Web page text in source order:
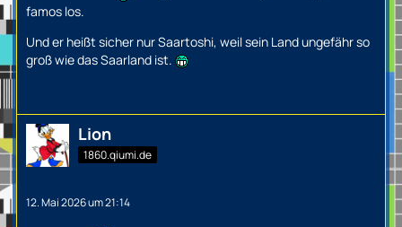
famos los.
Und er heißt sicher nur Saartoshi, weil sein Land ungefähr so
groß wie das Saarland ist.
Lion
1860.qiumi.de
12. Mai 2026 um 21:14